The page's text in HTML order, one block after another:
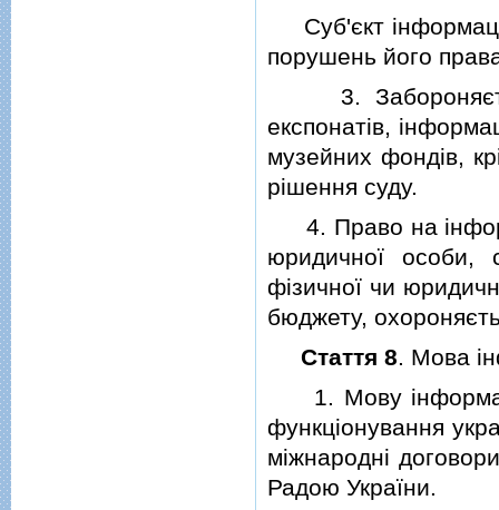
Суб'єкт
порушень його
3.
експонатiв,
музейних фондiв,
рiшення суду.
4. Право на
юридичної особи,
фiзичної чи
бюджету,
Стаття 8. Мова
1. Мову
функцiонування
мiжнароднi
Радою України.